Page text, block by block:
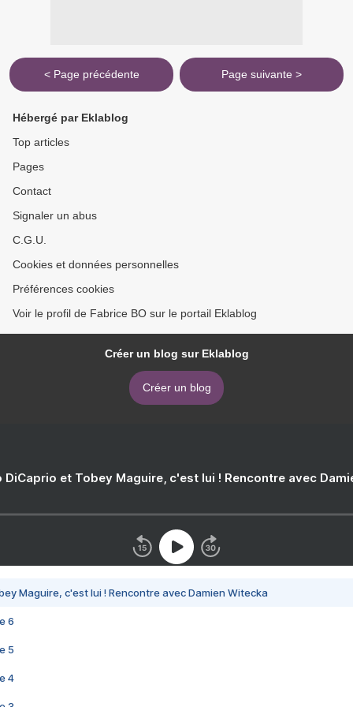
< Page précédente Page suivante >
Hébergé par Eklablog
Top articles
Pages
Contact
Signaler un abus
C.G.U.
Cookies et données personnelles
Préférences cookies
Voir le profil de Fabrice BO sur le portail Eklablog
Créer un blog sur Eklablog
Créer un blog
DiCaprio et Tobey Maguire, c'est lui ! Rencontre avec
Maguire, c'est lui ! Rencontre avec Damien Witecka
6
5
4